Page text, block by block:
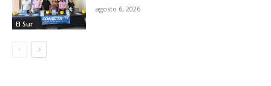
El Sur
agosto 6, 2026